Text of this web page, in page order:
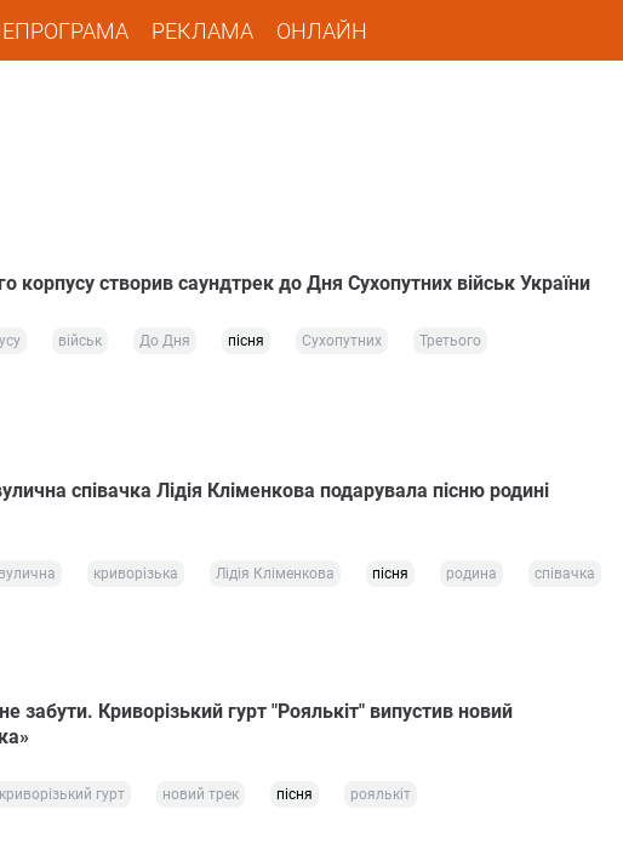
РЕКЛАМА ОНЛАЙН
корпусу створив саундтрек до Дня Сухопутних військ України
військ До Дня пісня Сухопутних Третього
співачка Лідія Кліменкова подарувала пісню родині
вулична криворізька Лідія Кліменкова пісня родина співачка
забути. Криворізький гурт "Роялькіт" випустив новий
криворізький гурт новий трек пісня роялькіт